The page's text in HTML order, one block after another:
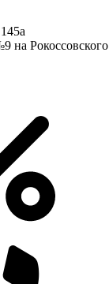
на Рокоссовского